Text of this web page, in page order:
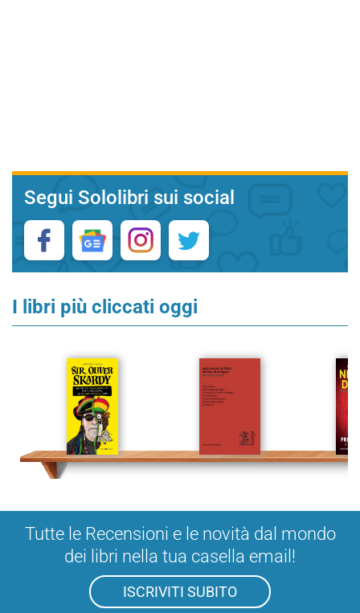
Segui Sololibri sui social
I libri più cliccati oggi
Tutte le Recensioni e le novità dal mondo
dei libri nella tua casella email!
ISCRIVITI SUBITO